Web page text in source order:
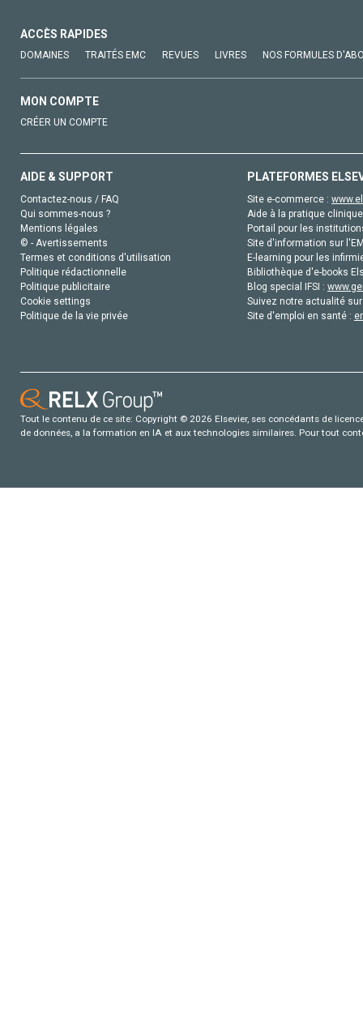
ACCÈS RAPIDES
DOMAINES TRAITÉS EMC REVUES LIVRES NOS FORMULES
MON COMPTE
CRÉER UN COMPTE
AIDE & SUPPORT
Contactez-nous / FAQ
Qui sommes-nous ?
Mentions légales
© - Avertissements
Termes et conditions d'utilisation
Politique rédactionnelle
Politique publicitaire
Cookie settings
Politique de la vie privée
PLATEFORMES
Site e-commerce :
Aide à la pratique
Portail pour les
Site d'information sur
E-learning pour les
Bibliothèque d'e-books
Blog special IFSI :
Suivez notre actualité
Site d'emploi en santé :
Tout le contenu de ce site: Copyright © 2026 Elsevier, ses concédants de
de données, a la formation en IA et aux technologies similaires. Pour tout